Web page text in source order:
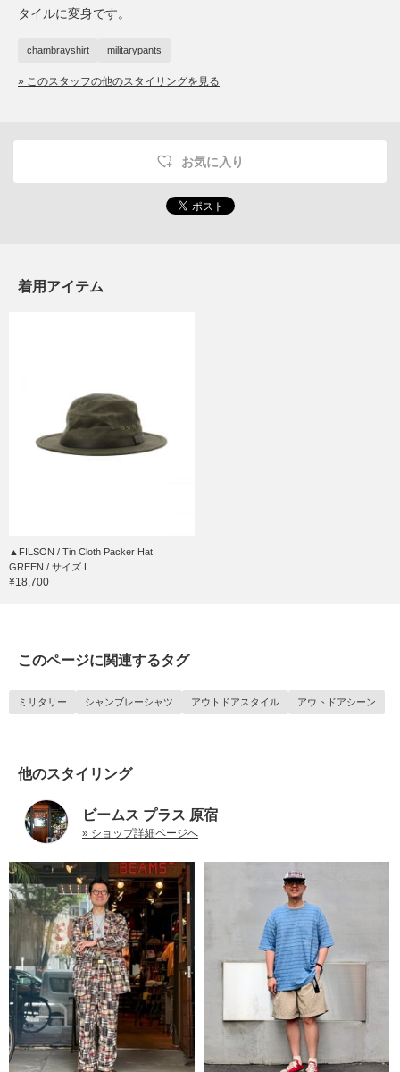
タイルに変身です。
chambrayshirt militarypants
» このスタッフの他のスタイリングを見る
お気に入り
着用アイテム
▲FILSON / Tin Cloth Packer Hat
GREEN / サイズ L
¥18,700
このページに関連するタグ
ミリタリー シャンブレーシャツ アウトドアスタイル アウトドアシーン
他のスタイリング
ビームス プラス 原宿
» ショップ詳細ページへ